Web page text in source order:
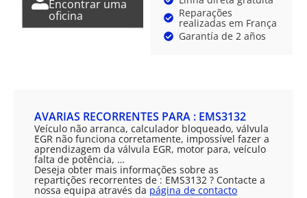
Encontrar uma
oficina
Reparações
realizadas em França
Garantía de 2 años
AVARIAS RECORRENTES PARA : EMS3132
Veículo não arranca, calculador bloqueado, válvula
EGR não funciona corretamente, impossível fazer a
aprendizagem da válvula EGR, motor para, veículo
falta de potência, …
Deseja obter mais informações sobre as
repartições recorrentes de : EMS3132 ? Contacte a
nossa equipa através da página de contacto